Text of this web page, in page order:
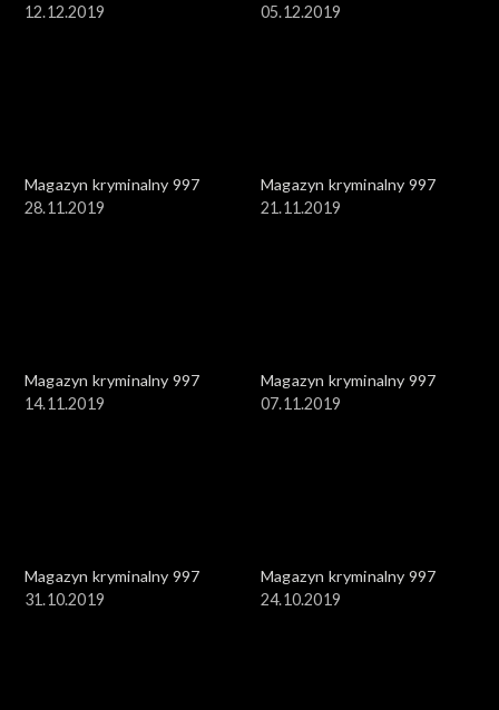
12.12.2019
05.12.2019
Magazyn kryminalny 997
28.11.2019
Magazyn kryminalny 997
21.11.2019
Magazyn kryminalny 997
14.11.2019
Magazyn kryminalny 997
07.11.2019
Magazyn kryminalny 997
31.10.2019
Magazyn kryminalny 997
24.10.2019